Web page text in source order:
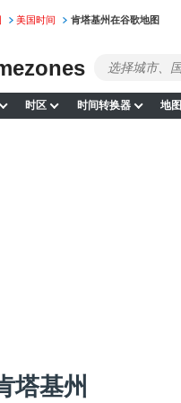
美国时间 肯塔基州在谷歌地图
时区 时间转换器 地图
塔基州